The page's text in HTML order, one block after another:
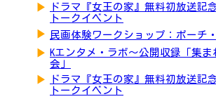
▶
ドラマ『女王の家』無料初放送記
トークイベント
▶ 民画体験ワークショップ：ポーチ
▶ Kエンタメ・ラボ～公開収録「集ま
会」
▶
ドラマ『女王の家』無料初放送記
トークイベント